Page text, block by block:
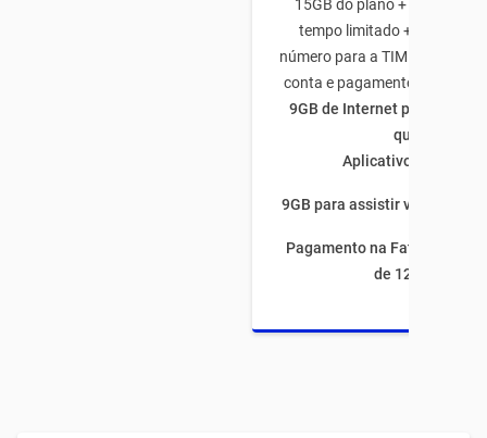
15GB do plano + 50GB de
tempo limitado + 5GB
número para a TIM + 5GB na
conta e pagamento através
9GB de Internet para utilizar
quiser
Aplicativos
9GB para assistir vídeos por
Pagamento na Fatura com
de 12 meses